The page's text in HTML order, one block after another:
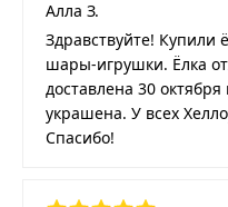
Алла З.
Здравствуйте! Купили
шары-игрушки. Ёлка
доставлена 30
украшена. У всех
Спасибо!